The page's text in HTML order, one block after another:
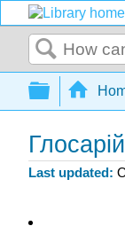
Search
Глосарій
Last updated